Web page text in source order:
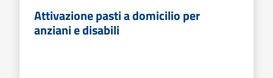
Attivazione pasti a domicilio per
anziani e disabili